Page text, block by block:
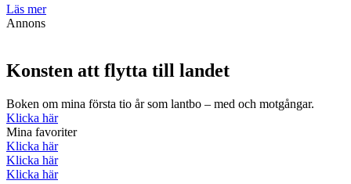
Läs mer
Annons
Konsten att flytta till landet
Boken om mina första tio år som lantbo – med och motgångar.
Klicka här
Mina favoriter
Klicka här
Klicka här
Klicka här